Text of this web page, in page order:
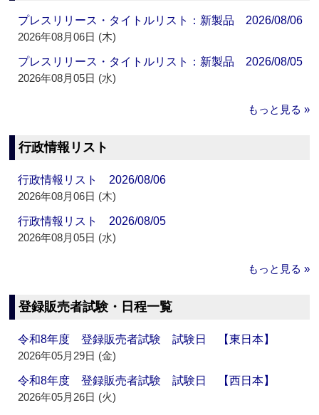
プレスリリース・タイトルリスト：新製品 2026/08/06
2026年08月06日 (木)
プレスリリース・タイトルリスト：新製品 2026/08/05
2026年08月05日 (水)
もっと見る »
行政情報リスト
行政情報リスト 2026/08/06
2026年08月06日 (木)
行政情報リスト 2026/08/05
2026年08月05日 (水)
もっと見る »
登録販売者試験・日程一覧
令和8年度 登録販売者試験 試験日 【東日本】
2026年05月29日 (金)
令和8年度 登録販売者試験 試験日 【西日本】
2026年05月26日 (火)